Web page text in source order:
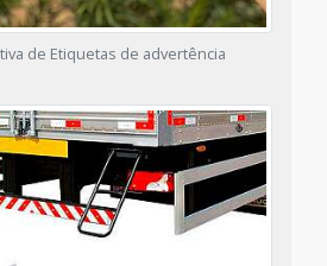
de Etiquetas de advertência